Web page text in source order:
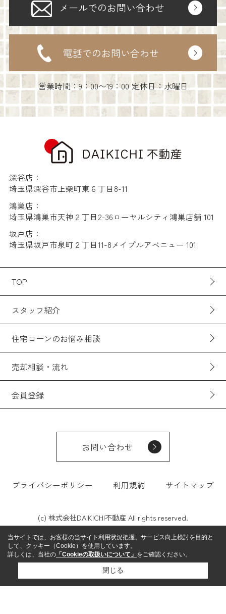
メールでのお問い合わせ
電話でのお問い合わせ
営業時間：9：00〜19：00 定休日：水曜日
深谷店：
埼玉県深谷市上柴町東６丁目8-11
鴻巣店：
埼玉県鴻巣市天神２丁目2-36ローヤルシティ鴻巣店舗 101
坂戸店：
埼玉県坂戸市泉町２丁目11-8メイプルアベニュー 101
TOP
スタッフ紹介
住宅ローンのお悩み相談
売却相談・流れ
会員登録
お問い合わせ
プライバシーポリシー 利用規約 サイトマップ
(c) 株式会社DAIKICHI不動産 All rights reserved.
当サイトでは、お客様の当サイト利用状況把握、サービス向上検討を目的と
して、クッキー（Cookie）を使用しています。
詳しくは、当社の 「Cookieの取扱いについて」 をご確認ください。
閉じる